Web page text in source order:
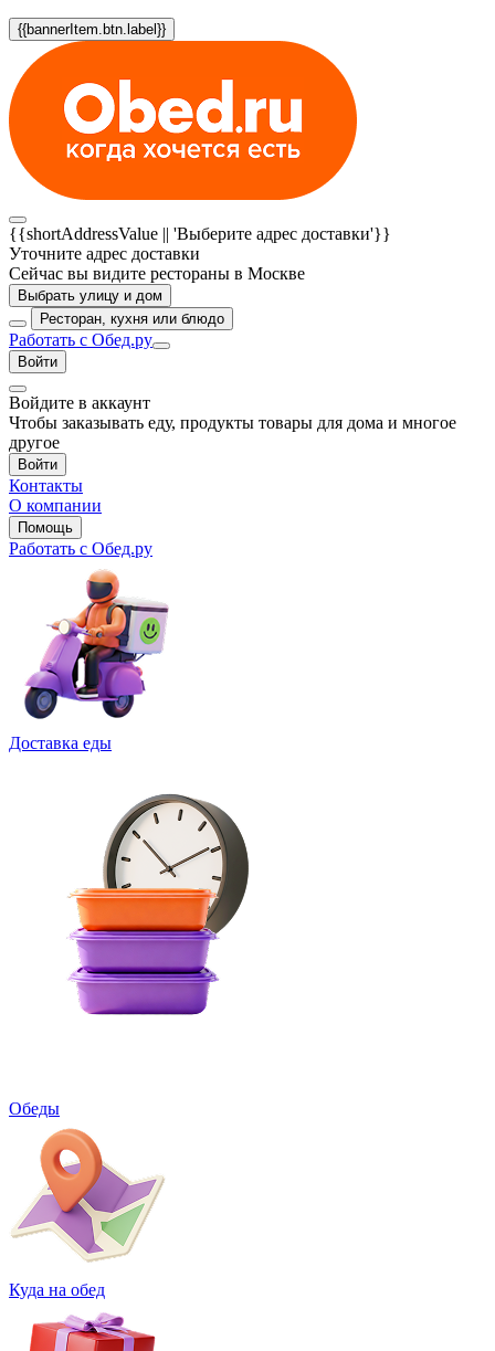
{{bannerItem.btn.label}}
{{shortAddressValue || 'Выберите адрес доставки'}}
Уточните адрес доставки
Сейчас вы видите рестораны в Москве
Выбрать улицу и дом
Ресторан, кухня или блюдо
Работать с Обед.ру
Войти
Войдите в аккаунт
Чтобы заказывать еду, продукты товары для дома и многое
другое
Войти
Контакты
О компании
Помощь
Работать с Обед.ру
Доставка еды
Обеды
Куда на обед